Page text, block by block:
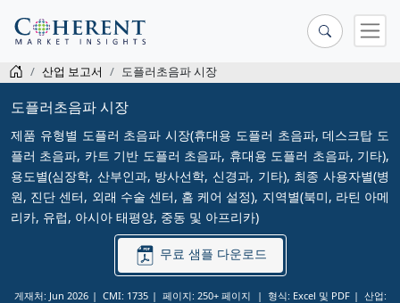
산업 보고서 도플러초음파 시장
도플러초음파 시장
제품 유형별 도플러 초음파 시장(휴대용 도플러 초음파, 데스크탑 도
플러 초음파, 카트 기반 도플러 초음파, 휴대용 도플러 초음파, 기타),
용도별(심장학, 산부인과, 방사선학, 신경과, 기타), 최종 사용자별(병
원, 진단 센터, 외래 수술 센터, 홈 케어 설정), 지역별(북미, 라틴 아메
리카, 유럽, 아시아 태평양, 중동 및 아프리카)
무료 샘플 다운로드
게재처: Jun 2026 CMI: 1735 페이지: 250+ 페이지 형식: Excel 및 PDF
산업: